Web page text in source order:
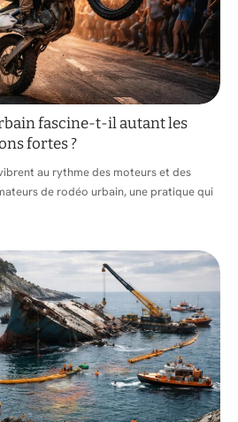
fascine-t-il autant les
fortes ?
au rythme des moteurs et des
de rodéo urbain, une pratique qui